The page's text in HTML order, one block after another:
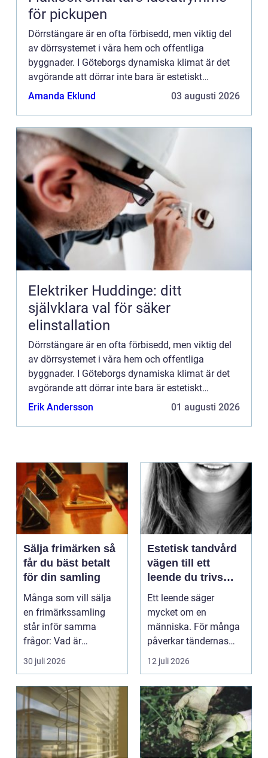
för pickupen
Dörrstängare är en ofta förbisedd, men viktig del
av dörrsystemet i våra hem och offentliga
byggnader. I Göteborgs dynamiska klimat är det
avgörande att dörrar inte bara är estetiskt
tilltalande...
Amanda Eklund 03 augusti 2026
Elektriker Huddinge: ditt
självklara val för säker
elinstallation
Dörrstängare är en ofta förbisedd, men viktig del
av dörrsystemet i våra hem och offentliga
byggnader. I Göteborgs dynamiska klimat är det
avgörande att dörrar inte bara är estetiskt
tilltalande...
Erik Andersson 01 augusti 2026
Sälja frimärken så
får du bäst betalt
för din samling
Många som vill sälja
en frimärkssamling
står inför samma
frågor: Vad är
samlingen värd? Var
vänder m...
30 juli 2026
Estetisk tandvård
vägen till ett
leende du trivs
med
Ett leende säger
mycket om en
människa. För många
påverkar tändernas
utseende både
självförtroendet ...
12 juli 2026